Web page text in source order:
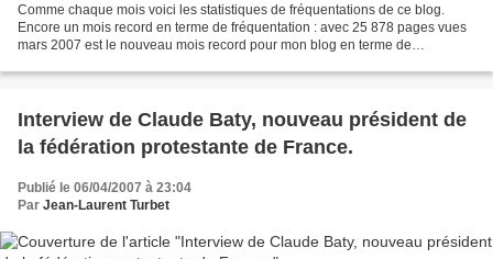
Comme chaque mois voici les statistiques de fréquentations de ce blog.
Encore un mois record en terme de fréquentation : avec 25 878 pages vues
mars 2007 est le nouveau mois record pour mon blog en terme de
Interview de Claude Baty, nouveau président de
la fédération protestante de France.
Publié le 06/04/2007 à 23:04
Par Jean-Laurent Turbet